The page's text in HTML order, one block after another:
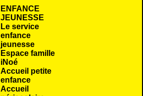
ENFANCE
JEUNESSE
Le service
enfance
jeunesse
Espace famille
iNoé
Accueil petite
enfance
Accueil